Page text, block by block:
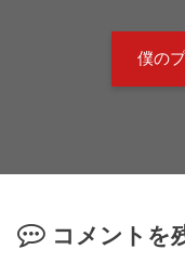
僕の
コメントを